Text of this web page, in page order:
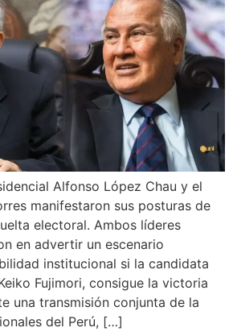
Alfonso López Chau y el
manifestaron sus posturas de
electoral. Ambos líderes
en advertir un escenario
institucional si la candidata
Fujimori, consigue la victoria
una transmisión conjunta de la
del Perú, […]